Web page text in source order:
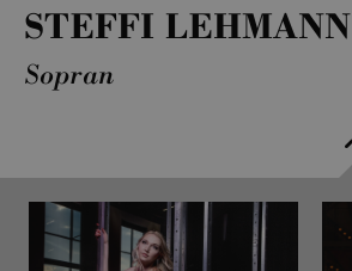
STEFFI LEHMANN
Sopran